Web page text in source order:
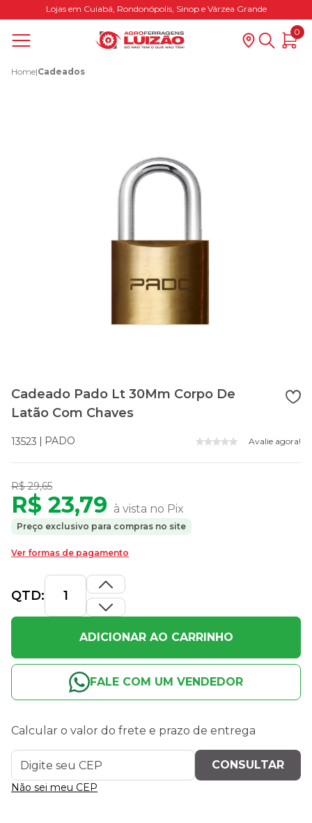
Lojas em Cuiabá, Rondonópolis, Sinop e Várzea Grande
0
Home|Cadeados
Cadeado Pado Lt 30Mm Corpo De
Latão Com Chaves
13523 PADO Avalie agora!
R$ 29,65
R$ 23,79 à vista no Pix
Preço exclusivo para compras no site
Ver formas de pagamento
QTD:
ADICIONAR AO CARRINHO
FALE COM UM VENDEDOR
Calcular o valor do frete e prazo de entrega
Não sei meu CEP